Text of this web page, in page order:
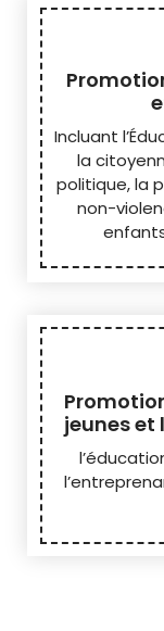
Incluant
la
politique, la
non-
jeunes